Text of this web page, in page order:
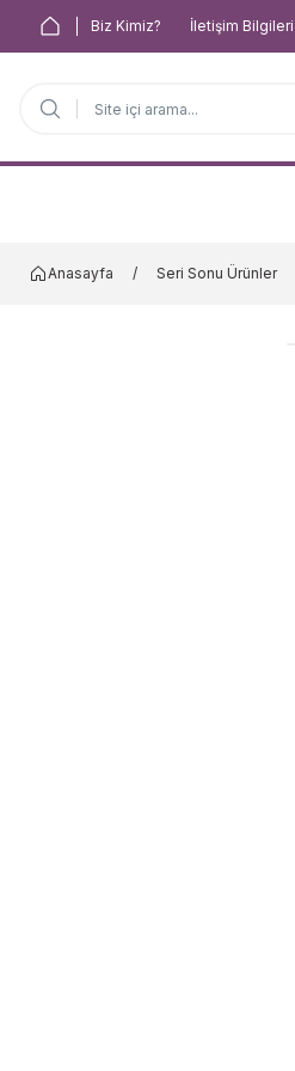
Biz Kimiz? İletişim Bilgileri
Anasayfa Seri Sonu Ürünler